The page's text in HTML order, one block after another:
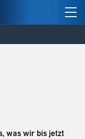
was wir bis jetzt